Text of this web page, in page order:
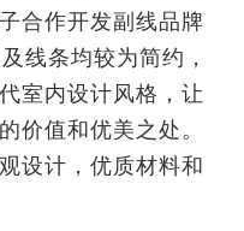
合作开发副线品牌
线条均较为简约，
室内设计风格，让
价值和优美之处。
设计，优质材料和